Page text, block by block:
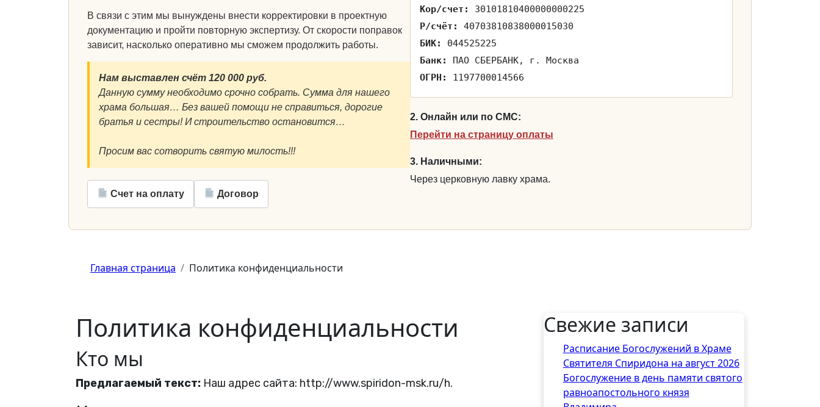
В связи с этим мы вынуждены внести корректировки в проектную
документацию и пройти повторную экспертизу. От скорости поправок
зависит, насколько оперативно мы сможем продолжить работы.
Нам выставлен счёт 120 000 руб.
Данную сумму необходимо срочно собрать. Сумма для нашего
храма большая… Без вашей помощи не справиться, дорогие
братья и сестры! И строительство остановится…
Просим вас сотворить святую милость!!!
Счет на оплату Договор
Кор/счет:
30101810400000000225
Р/счёт:
40703810838000015030
БИК:
044525225
Банк:
ПАО СБЕРБАНК, г. Москва
ОГРН:
1197700014566
2. Онлайн или по СМС:
Перейти на страницу оплаты
3. Наличными:
Через церковную лавку храма.
Главная страница Политика конфиденциальности
Политика конфиденциальности
Кто мы
Предлагаемый текст: Наш адрес сайта: http://www.spiridon-msk.ru/h.
Свежие записи
Расписание Богослужений в Храме
Святителя Спиридона на август 2026
Богослужение в день памяти святого
равноапостольного князя